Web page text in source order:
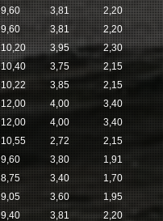
9,60 3,81 2,20
9,60 3,81 2,20
10,20 3,95 2,30
10,40 3,75 2,15
10,22 3,85 2,15
12,00 4,00 3,40
12,00 4,00 3,40
10,55 2,72 2,15
9,60 3,80 1,91
8,75 3,40 1,70
9,05 3,60 1,95
9,40 3,81 2,20